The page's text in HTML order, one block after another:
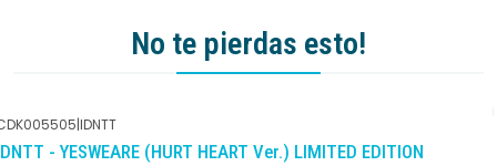
No te pierdas esto!
-10%DCTO
|IDNTT
- YESWEARE (HURT HEART Ver.) LIMITED EDITION